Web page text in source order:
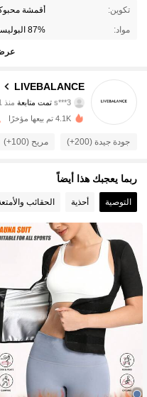
تكوين: أقمشة
مواد: 87% البوليستر, 13% إلاستان
LIVEBALANCE
518 متابعون
4.87
518 متابعون
4.87
4.87
518 متابعون
4.87 518 متابعون
518 متابعون
4.87 518 متابعون
4.87 518 متابعون
4.1K تم بيعها مؤخرًا
جودة جيدة (200+) مريح (100+)
ربما يعجبك هذا أيضاً
التوصية أحذية الحقائب